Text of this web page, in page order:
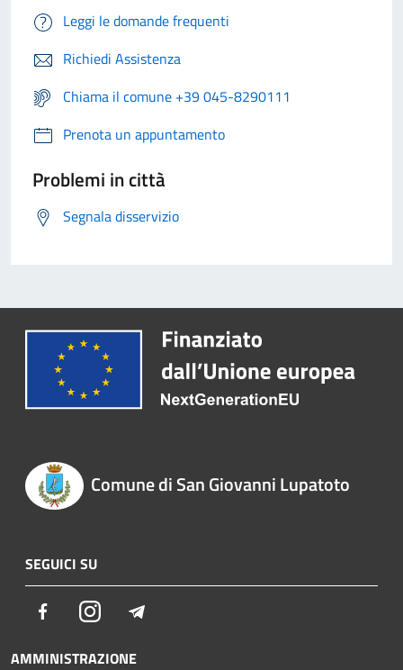
Leggi le domande frequenti
Richiedi Assistenza
Chiama il comune +39 045-8290111
Prenota un appuntamento
Problemi in città
Segnala disservizio
Comune di San Giovanni Lupatoto
SEGUICI SU
FacebookInstagram
AMMINISTRAZIONE